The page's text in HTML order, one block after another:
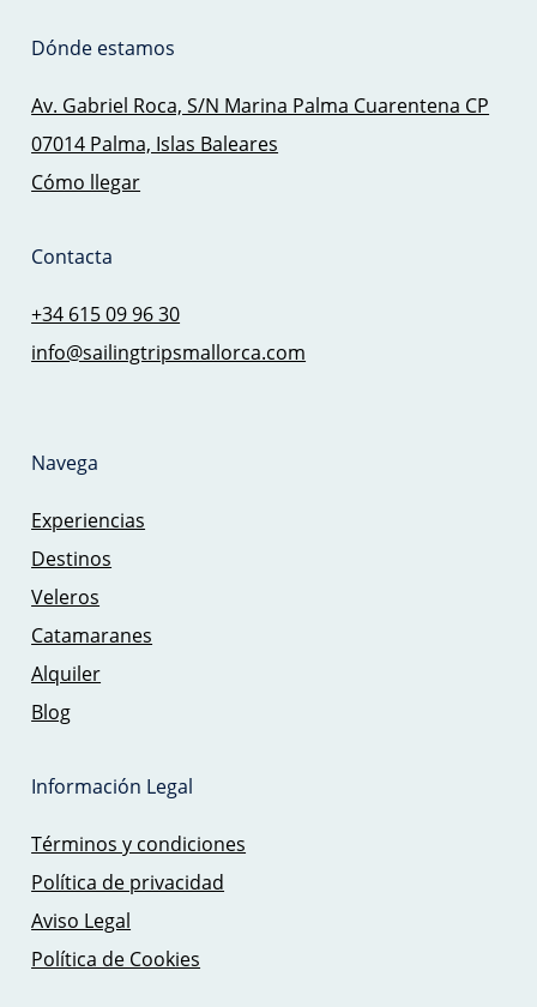
Dónde estamos
Av. Gabriel Roca, S/N Marina Palma Cuarentena CP
07014 Palma, Islas Baleares
Cómo llegar
Contacta
+34 615 09 96 30
info@sailingtripsmallorca.com
Navega
Experiencias
Destinos
Veleros
Catamaranes
Alquiler
Blog
Información Legal
Términos y condiciones
Política de privacidad
Aviso Legal
Política de Cookies